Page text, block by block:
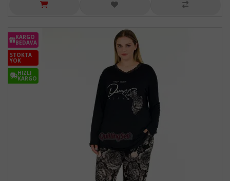
KARGO
BEDAVA
STOKTA
YOK
HIZLI
KARGO